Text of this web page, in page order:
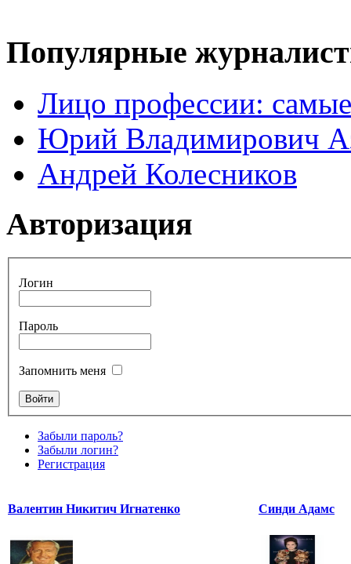
Популярные
Лицо профессии:
Юрий Владимирович
Андрей Колесников
Авторизация
Логин
Пароль
Запомнить меня
Забыли пароль?
Забыли логин?
Регистрация
Валентин Никитич Игнатенко Синди Адамс